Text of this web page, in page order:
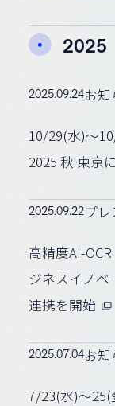
2025
2025.09.24お知
10/29(水)〜
2025 秋 東京
2025.09.22プレ
高精度AI-
ジネスイノベ
連携を開始
2025.07.04お知
7/23(水)〜25(